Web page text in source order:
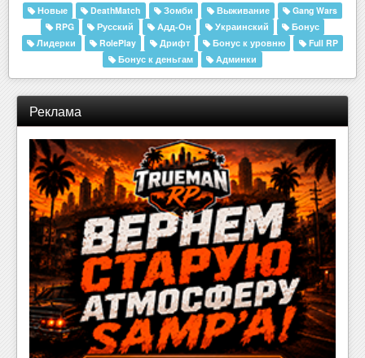
Новые DeathMatch Зомби Выживание
Gang Wars
RPG
Русский Адд-Он Украинский
Бонус
Лидерки
RolePlay Дрифт Бонус к уровню
Full RP
Бонус к деньгам
Админки
Реклама